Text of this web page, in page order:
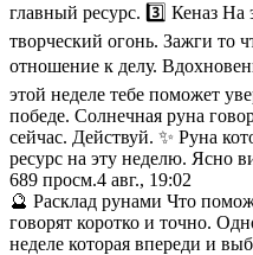
главный ресурс. 3️⃣ Кеназ На
творческий огонь. Зажги то
отношение к делу.
этой неделе тебе поможет
победе. Солнечная руна
сейчас. Действуй. ✨ Руна
ресурс на эту неделю. Ясно
689 просм.4 авг., 19:02
🔮 Расклад рунами Что
говорят коротко и точно.
неделе которая впереди и